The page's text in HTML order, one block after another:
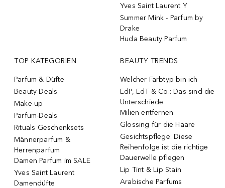
Yves Saint Laurent Y
Summer Mink - Parfum by
Drake
Huda Beauty Parfum
TOP KATEGORIEN
Parfum & Düfte
Beauty Deals
Make-up
Parfum-Deals
Rituals Geschenksets
Männerparfum &
Herrenparfum
Damen Parfum im SALE
Yves Saint Laurent
Damendüfte
BEAUTY TRENDS
Welcher Farbtyp bin ich
EdP, EdT & Co.: Das sind die
Unterschiede
Milien entfernen
Glossing für die Haare
Gesichtspflege: Diese
Reihenfolge ist die richtige
Dauerwelle pflegen
Lip Tint & Lip Stain
Arabische Parfums